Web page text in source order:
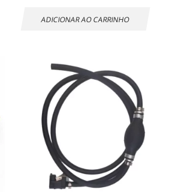
ADICIONAR AO CARRINHO